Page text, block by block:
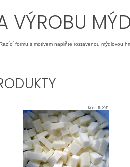
VÝROBU
formu s motivem naplňte roztavenou mýdlovou
Kód:10325